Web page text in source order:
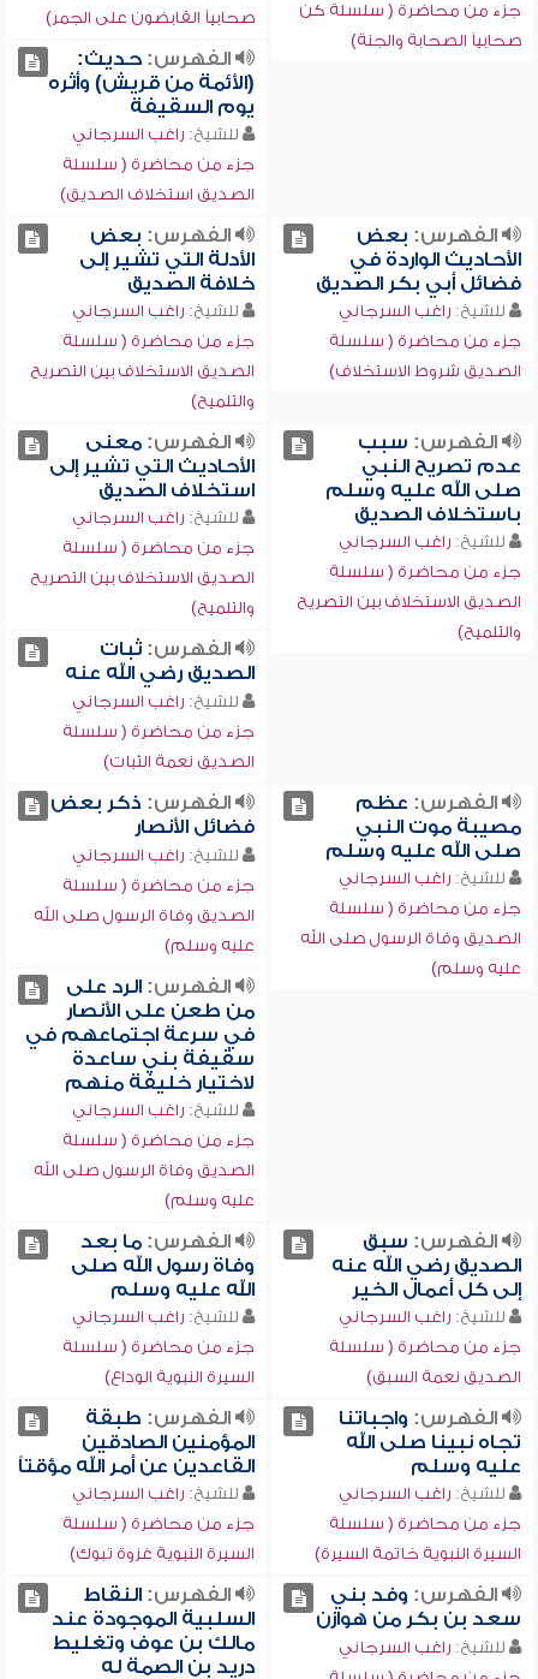
جزء من محاضرة ( سلسلة كن
صحابياً الصحابة والجنة)
صحابياً القابضون على الجمر)
الفهرس:حديث:
(الأئمة من قريش) وأثره
يوم السقيفة
للشيخ: راغب السرجاني
جزء من محاضرة ( سلسلة
الصديق استخلاف الصديق)
الفهرس: بعض
الأحاديث الواردة في
فضائل أبي بكر الصديق
للشيخ: راغب السرجاني
جزء من محاضرة ( سلسلة
الصديق شروط الاستخلاف)
الفهرس: بعض
الأدلة التي تشير إلى
خلافة الصديق
للشيخ: راغب السرجاني
جزء من محاضرة ( سلسلة
الصديق الاستخلاف بين التصريح
والتلميح)
الفهرس: سبب
عدم تصريح النبي
صلى الله عليه وسلم
باستخلاف الصديق
للشيخ: راغب السرجاني
جزء من محاضرة ( سلسلة
الصديق الاستخلاف بين التصريح
والتلميح)
الفهرس:معنى
الأحاديث التي تشير إلى
استخلاف الصديق
للشيخ: راغب السرجاني
جزء من محاضرة ( سلسلة
الصديق الاستخلاف بين التصريح
والتلميح)
الفهرس:ثبات
الصديق رضي الله عنه
للشيخ: راغب السرجاني
جزء من محاضرة ( سلسلة
الصديق نعمة الثبات)
الفهرس: عظم
مصيبة موت النبي
صلى الله عليه وسلم
للشيخ: راغب السرجاني
جزء من محاضرة ( سلسلة
الصديق وفاة الرسول صلى الله
عليه وسلم)
الفهرس: ذكر بعض
فضائل الأنصار
للشيخ: راغب السرجاني
جزء من محاضرة ( سلسلة
الصديق وفاة الرسول صلى الله
عليه وسلم)
الفهرس:الرد على
من طعن على الأنصار
في سرعة اجتماعهم في
سقيفة بني ساعدة
لاختيار خليفة منهم
للشيخ: راغب السرجاني
جزء من محاضرة ( سلسلة
الصديق وفاة الرسول صلى الله
عليه وسلم)
الفهرس: سبق
الصديق رضي الله عنه
إلى كل أعمال الخير
للشيخ: راغب السرجاني
جزء من محاضرة ( سلسلة
الصديق نعمة السبق)
الفهرس:ما بعد
وفاة رسول الله صلى
الله عليه وسلم
للشيخ: راغب السرجاني
جزء من محاضرة ( سلسلة
السيرة النبوية الوداع)
الفهرس: واجباتنا
تجاه نبينا صلى الله
عليه وسلم
للشيخ: راغب السرجاني
جزء من محاضرة ( سلسلة
السيرة النبوية خاتمة السيرة)
الفهرس: طبقة
المؤمنين الصادقين
القاعدين عن أمر الله مؤقتاً
للشيخ: راغب السرجاني
جزء من محاضرة ( سلسلة
السيرة النبوية غزوة تبوك)
الفهرس: وفد بني
سعد بن بكر من هوازن
للشيخ: راغب السرجاني
الفهرس:النقاط
السلبية الموجودة عند
مالك بن عوف وتغليط
دريد بن الصمة له